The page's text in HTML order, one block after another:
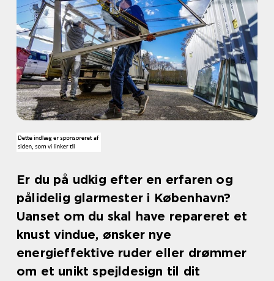
Er du på udkig efter en erfaren og
pålidelig glarmester i København?
Uanset om du skal have repareret et
knust vindue, ønsker nye
energieffektive ruder eller drømmer
om et unikt spejldesign til dit